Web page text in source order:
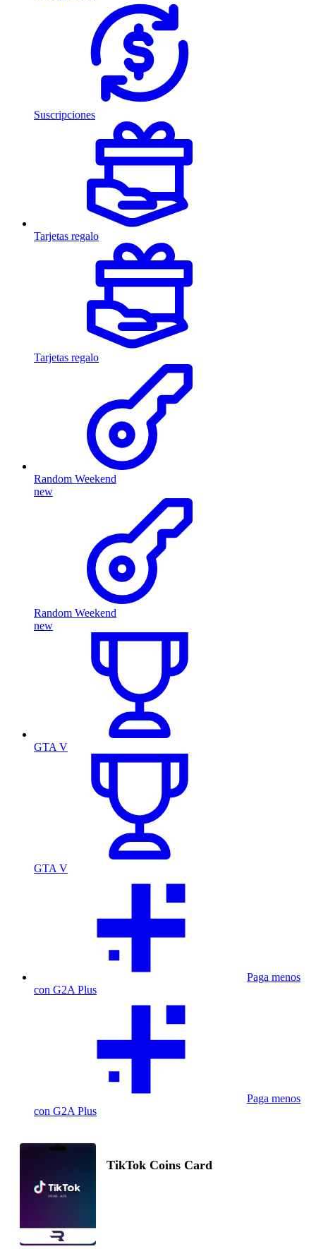
Suscripciones
Tarjetas regalo
Tarjetas regalo
Random Weekend
new
Random Weekend
new
GTA V
GTA V
Paga menos
con G2A Plus
Paga menos
con G2A Plus
TikTok Coins Card